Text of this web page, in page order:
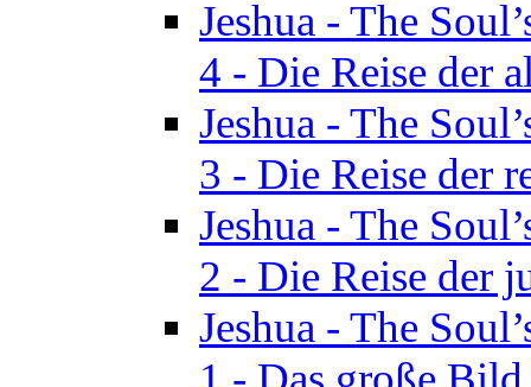
Jeshua - The
4 - Die Reise der
Jeshua - The
3 - Die Reise der
Jeshua - The
2 - Die Reise der
Jeshua - The